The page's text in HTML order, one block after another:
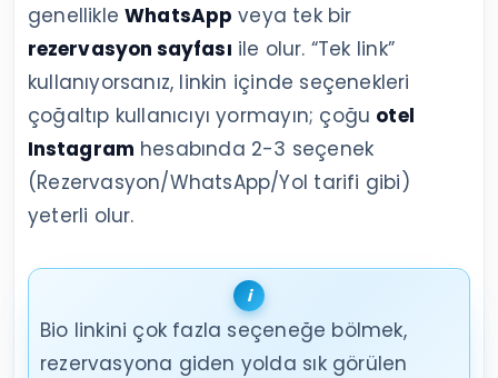
genellikleWhatsApp veya tek bir
rezervasyon sayfası ile olur. “Tek link”
kullanıyorsanız, linkin içinde seçenekleri
çoğaltıp kullanıcıyı yormayın; çoğu otel
Instagram hesabında 2-3 seçenek
(Rezervasyon/WhatsApp/Yol tarifi gibi)
yeterli olur.
Bio linkini çok fazla seçeneğe bölmek,
rezervasyona giden yolda sık görülen